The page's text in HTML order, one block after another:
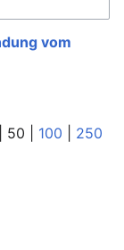
vom
50 100
250